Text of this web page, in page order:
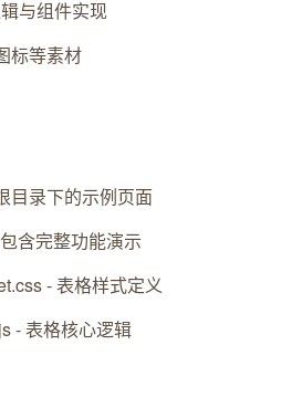
与组件实现
标等素材
目录下的示例页面
含完整功能演示
- 表格样式定义
- 表格核心逻辑